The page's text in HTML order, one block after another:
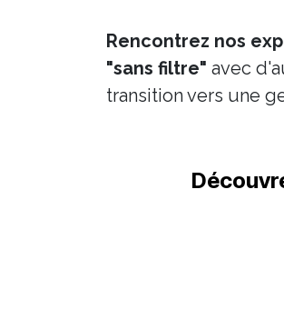
Rencontrez nos
"sans filtre" avec
transition vers une